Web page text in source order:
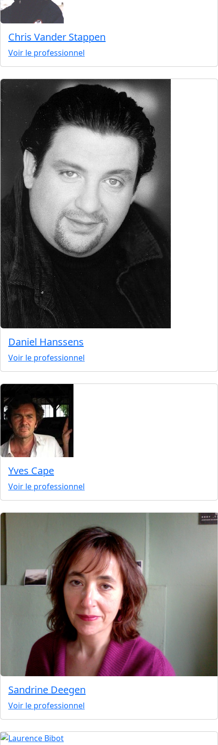
Chris Vander Stappen
Voir le professionnel
Daniel Hanssens
Voir le professionnel
Yves Cape
Voir le professionnel
Sandrine Deegen
Voir le professionnel